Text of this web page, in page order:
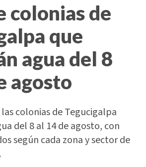
colonias de
que
agua del 8
agosto
colonias de Tegucigalpa
del 8 al 14 de agosto, con
según cada zona y sector de